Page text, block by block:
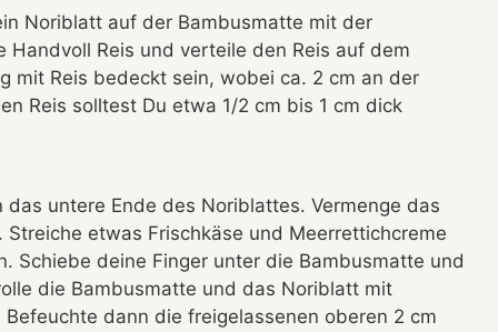
Noriblatt auf der Bambusmatte mit der
Reis und verteile den Reis auf dem
mit Reis bedeckt sein, wobei ca. 2 cm an der
Reis solltest Du etwa 1/2 cm bis 1 cm dick
untere Ende des Noriblattes. Vermenge das
etwas Frischkäse und Meerrettichcreme
Schiebe deine Finger unter die Bambusmatte und
die Bambusmatte und das Noriblatt mit
dann die freigelassenen oberen 2 cm